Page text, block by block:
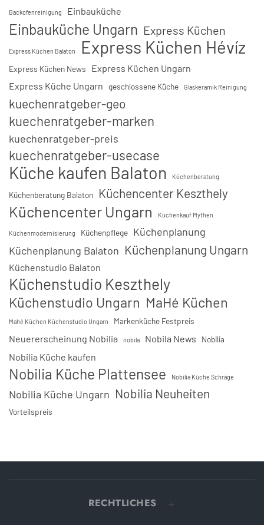
Backofenreinigung Einbauküche
Einbauküche Ungarn Express Küchen
Express Küchen Balaton Express Küchen Hévíz
Express Küchen News
Express Küchen Ungarn
Express Küche Ungarn geschlossene Küche Glaskeramik Reinigung
kuechenratgeber-geo
kuechenratgeber-marken
kuechenratgeber-preis
kuechenratgeber-usecase
Küche kaufen Balaton Küchenberatung
Küchenberatung Balaton Küchencenter Keszthely
Küchencenter Ungarn Küchenkauf Mythen
Küchenmodernisierung Küchenpflege Küchenplanung
Küchenplanung Balaton Küchenplanung Ungarn
Küchenstudio Balaton
Küchenstudio Keszthely
Küchenstudio Ungarn MaHé Küchen
Mahé Küchen Küchenstudio Ungarn Markenküche Festpreis
Neuererscheinung Nobilia nobila Nobila News Nobilia
Nobilia Küche kaufen
Nobilia Küche Plattensee Nobilia Küche Schräge
Nobilia Küche Ungarn Nobilia Neuheiten
Vorteilspreis
RECHTLICHES